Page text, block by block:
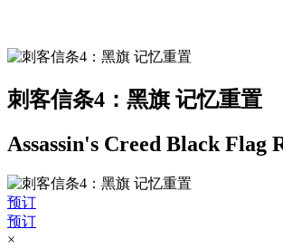
刺客信条4：黑旗 记忆重置
Assassin's Creed Black Flag
预订
预订
×